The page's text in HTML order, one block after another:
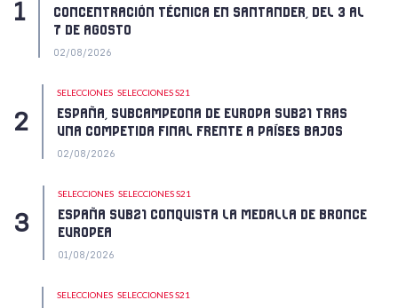
CONCENTRACIÓN TÉCNICA EN SANTANDER, DEL 3 AL
7 DE AGOSTO
02/08/2026
SELECCIONES SELECCIONES S21
ESPAÑA, SUBCAMPEONA DE EUROPA SUB21 TRAS
UNA COMPETIDA FINAL FRENTE A PAÍSES BAJOS
02/08/2026
SELECCIONES SELECCIONES S21
ESPAÑA SUB21 CONQUISTA LA MEDALLA DE BRONCE
EUROPEA
01/08/2026
SELECCIONES SELECCIONES S21